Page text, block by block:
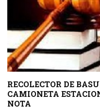
RECOLECTOR DE
CAMIONETA
NOTA